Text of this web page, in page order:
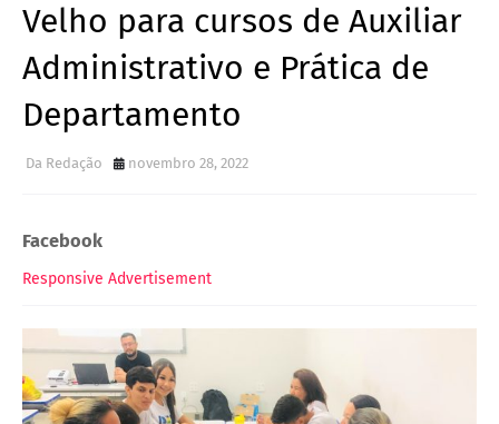
Velho para cursos de Auxiliar
Administrativo e Prática de
Departamento
Da Redação novembro 28, 2022
Facebook
Responsive Advertisement